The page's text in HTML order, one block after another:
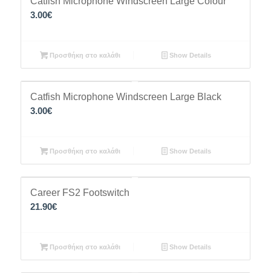
3.00€
Προσθήκη στο καλάθι Show Details
Catfish Microphone Windscreen Large Black
3.00€
Προσθήκη στο καλάθι Show Details
Career FS2 Footswitch
21.90€
Προσθήκη στο καλάθι Show Details